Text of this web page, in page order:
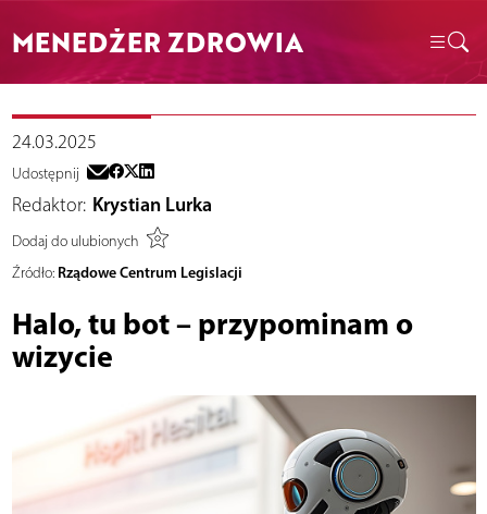
MENEDŻER ZDROWIA
24.03.2025
Udostępnij
Redaktor: Krystian Lurka
Dodaj do ulubionych
Źródło: Rządowe Centrum Legislacji
Halo, tu bot – przypominam o
wizycie